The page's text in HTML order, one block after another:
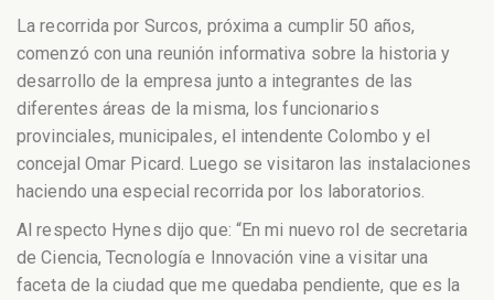
La recorrida por Surcos, próxima a cumplir 50 años,
comenzó con una reunión informativa sobre la historia y
desarrollo de la empresa junto a integrantes de las
diferentes áreas de la misma, los funcionarios
provinciales, municipales, el intendente Colombo y el
concejal Omar Picard. Luego se visitaron las instalaciones
haciendo una especial recorrida por los laboratorios.
Al respecto Hynes dijo que: “En mi nuevo rol de secretaria
de Ciencia, Tecnología e Innovación vine a visitar una
faceta de la ciudad que me quedaba pendiente, que es la